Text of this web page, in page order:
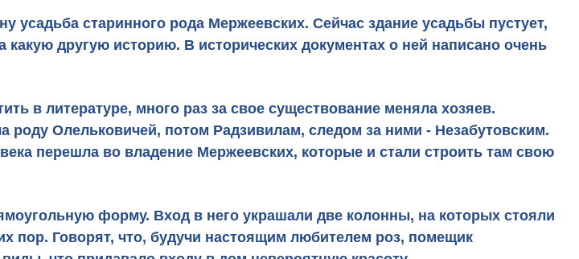
усадьба старинного рода Мержеевских. Сейчас здание усадьбы пустует,
другую историю. В исторических документах о ней написано очень
в литературе, много раз за свое существование меняла хозяев.
роду Олельковичей, потом Радзивилам, следом за ними - Незабутовским.
перешла во владение Мержеевских, которые и стали строить там свою
форму. Вход в него украшали две колонны, на которых стояли
пор. Говорят, что, будучи настоящим любителем роз, помещик